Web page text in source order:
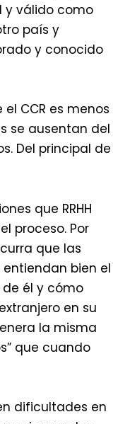
y válido como
país y
y conocido
CCR es menos
se ausentan del
Del principal de
que RRHH
proceso. Por
que las
bien el
él y cómo
en su
la misma
que cuando
dificultades en